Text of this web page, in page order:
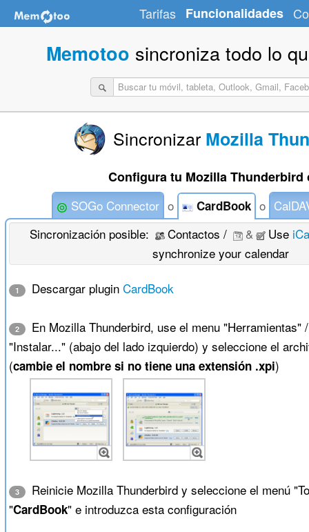
Tarifas Funcionalidades
Memotoo sincroniza todo lo
Sincronizar Mozilla
Configura tu Mozilla Thunderbird
SOGo Connector o CardBook o
Sincronización posible:
Contactos / & Use
synchronize your calendar
1 Descargar plugin CardBook
2
En Mozilla Thunderbird, use el menu "Herramientas"
"Instalar..." (abajo del lado izquierdo) y seleccione el
(cambie el nombre si no tiene una extensión .xpi)
3
Reinicie Mozilla Thunderbird y seleccione el menú
"CardBook" e introduzca esta configuración